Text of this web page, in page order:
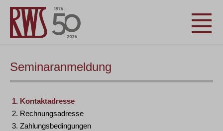
Seminaranmeldung
Kontaktadresse
Rechnungsadresse
Zahlungsbedingungen